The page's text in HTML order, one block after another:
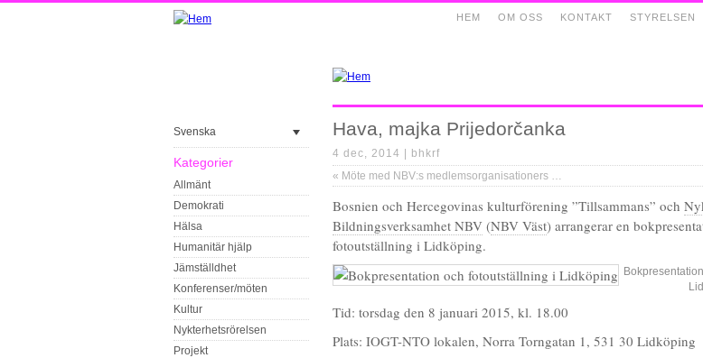
STYRELSEN
KONTAKT
OM OSS
HEM
Svenska
Kategorier
Allmänt
Demokrati
Hälsa
Humanitär hjälp
Jämställdhet
Konferenser/möten
Kultur
Nykterhetsrörelsen
Projekt
Hava, majka Prijedorčanka
4 dec, 2014 |
bhkrf
« Möte med NBV:s medlemsorganisationers förbundsordförande
Bosnien och Hercegovinas kulturförening ”Tillsammans” och
Bildningsverksamhet NBV (NBV Väst) arrangerar en
fotoutställning i Lidköping.
Tid: torsdag den 8 januari 2015, kl. 18.00
Plats: IOGT-NTO lokalen, Norra Torngatan 1, 531 30 Lidköping